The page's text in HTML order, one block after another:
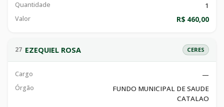
Quantidade 1
Valor R$ 460,00
27 EZEQUIEL ROSA CERES
Cargo —
Órgão
FUNDO MUNICIPAL DE SAUDE
CATALAO